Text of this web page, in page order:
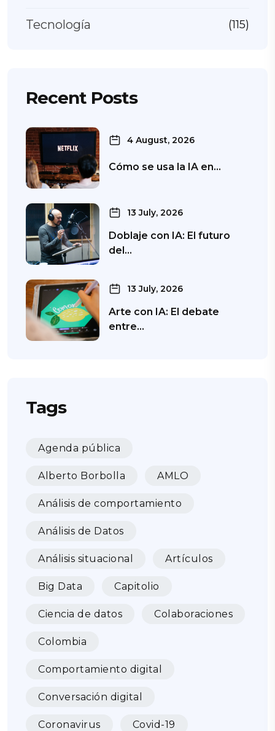
Tecnología (115)
Recent Posts
4 August, 2026
Cómo se usa la IA en…
13 July, 2026
Doblaje con IA: El futuro
del…
13 July, 2026
Arte con IA: El debate
entre…
Tags
Agenda pública
Alberto Borbolla AMLO
Análisis de comportamiento
Análisis de Datos
Análisis situacional Artículos
Big Data Capitolio
Ciencia de datos Colaboraciones
Colombia
Comportamiento digital
Conversación digital
Coronavirus Covid-19